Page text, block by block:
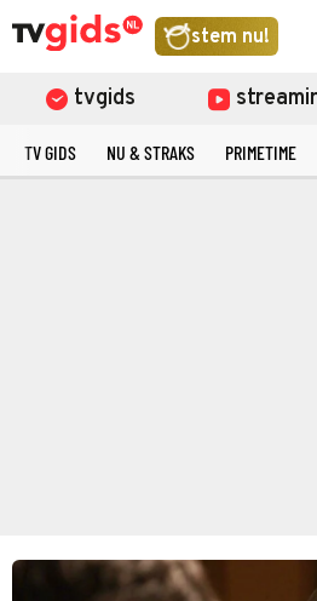
stem nu!
tvgids
TV GIDS NU & STRAKS PRIMETIME